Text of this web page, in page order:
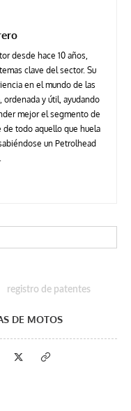
desde hace 10 años,
clave del sector. Su
en el mundo de las
y útil, ayudando
mejor el segmento de
todo aquello que huela
un Petrolhead
registro de patentes
DE MOTOS